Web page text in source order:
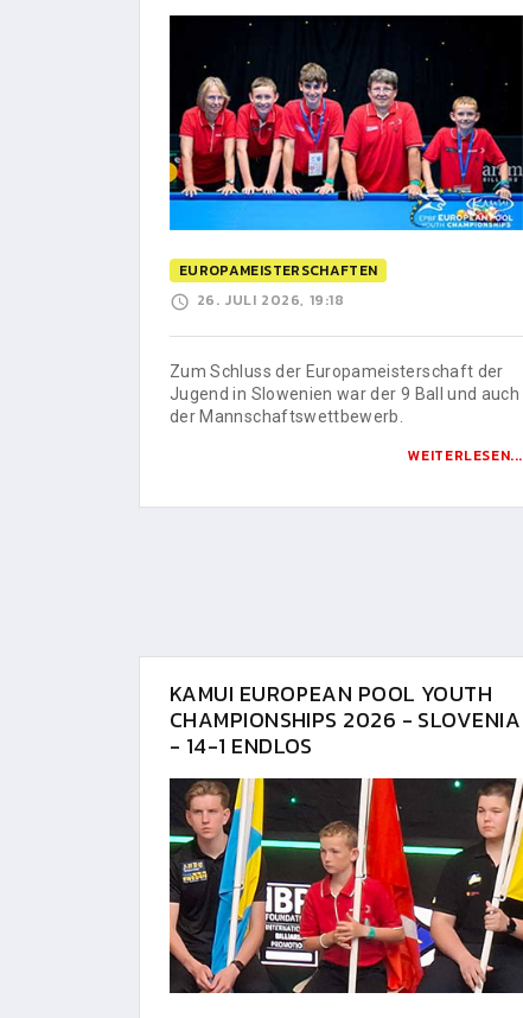
EUROPAMEISTERSCHAFTEN
26. JULI 2026, 19:18
Zum Schluss der Europameisterschaft der
Jugend in Slowenien war der 9 Ball und auch
der Mannschaftswettbewerb.
WEITERLESEN...
KAMUI EUROPEAN POOL YOUTH
CHAMPIONSHIPS 2026 - SLOVENIA
- 14-1 ENDLOS